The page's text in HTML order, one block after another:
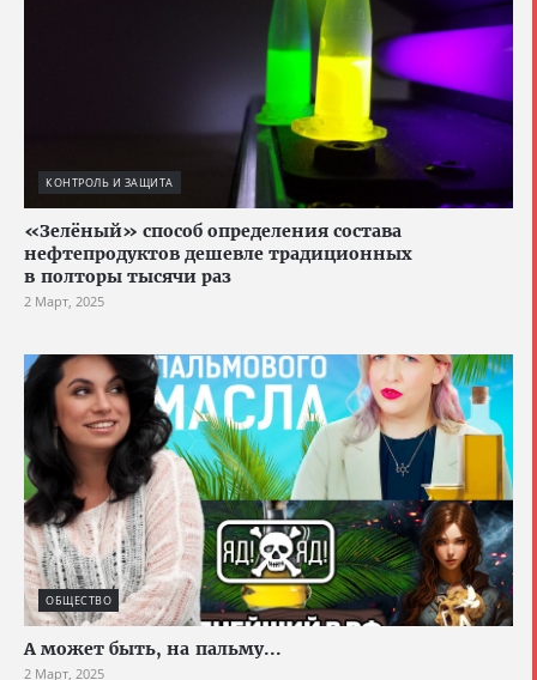
КОНТРОЛЬ И ЗАЩИТА
«Зелёный» способ определения состава
нефтепродуктов дешевле традиционных
в полторы тысячи раз
2 Март, 2025
ОБЩЕСТВО
А может быть, на пальму...
2 Март, 2025